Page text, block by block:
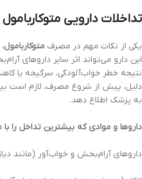
تداخلات دارویی متوکاربامول
یکی از نکات مهم در مصرف متوکاربامول
این دارو می‌تواند اثر سایر داروهای
نتیجه خطر خواب‌آلودگی، سرگیجه یا
دلیل، پیش از شروع مصرف، لازم است
به پزشک اطلاع دهد.
داروها و موادی که بیشترین تداخل را با
داروهای آرام‌بخش و خواب‌آور (مانند